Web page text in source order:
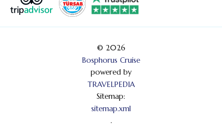
© 2026
Bosphorus Cruise
powered by
TRAVELPEDIA
Sitemap:
sitemap.xml
.